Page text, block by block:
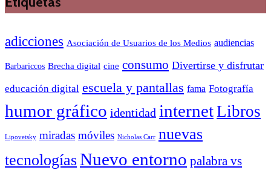
adicciones Asociación de Usuarios de los Medios audiencias
Barbariccos Brecha digital cine consumo Divertirse y disfrutar
educación digital escuela y pantallas fama Fotografía
humor gráfico identidad internetLibros
Lipovetsky miradas móviles Nicholas Carr nuevas
tecnologíasNuevo entorno palabra vs